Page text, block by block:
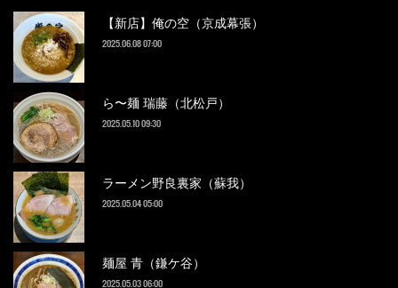
【新店】俺の空（京成幕張）
2025.06.08 07:00
ら〜麺 瑞藤（北松戸）
2025.05.10 09:30
ラーメン野良裏家（蘇我）
2025.05.04 05:00
麺屋 青（鎌ケ谷）
2025.05.03 06:00